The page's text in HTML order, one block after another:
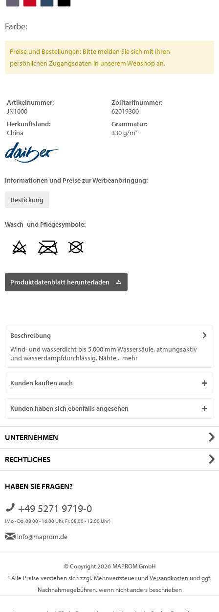
Farbe:
Preise und Bestellungen: Bitte melden Sie sich mit Ihren
persönlichen Zugangsdaten in unserem Webshop an.
Artikelnummer:
JN1000
Zolltarifnummer:
62019300
Herkunftsland:
China
Grammatur:
330 g/m²
Informationen und Preise zur Werbeanbringung:
Bestickung
Wasch- und Pflegesymbole:
Produktdatenblatt herunterladen
Beschreibung
Wind- und wasserdicht bis 5.000 mm Wassersäule, atmungsaktiv
und wasserdampfdurchlässig, Nähte... mehr
Kunden kauften auch
Kunden haben sich ebenfalls angesehen
UNTERNEHMEN
RECHTLICHES
HABEN SIE FRAGEN?
+49 5271 9719-0
(Mo - Do. 08.00 - 16.00 Uhr, Fr. 08.00 - 12.00 Uhr)
info@maprom.de
© Copyright 2026 MAPROM GmbH
* Alle Preise verstehen sich zzgl. Mehrwertsteuer undVersandkosten und ggf.
Nachnahmegebühren, wenn nicht anders beschrieben